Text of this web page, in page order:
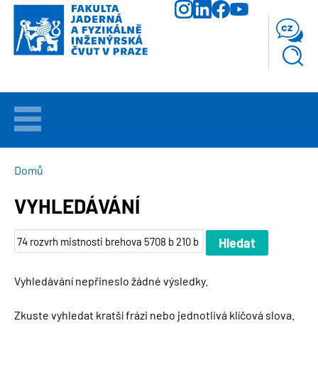
Přejít
hlavnímu
obsahu
VÍTEJTE
UCHAZEČI
STUDIUM
VĚDA
FAKULTA
cz
DROBEČKOVÁ
Domů
VYHLEDÁVÁNÍ
Vyhledávání nepřineslo žádné výsledky.
Zkuste vyhledat kratší frázi nebo jednotlivá klíčová slova.